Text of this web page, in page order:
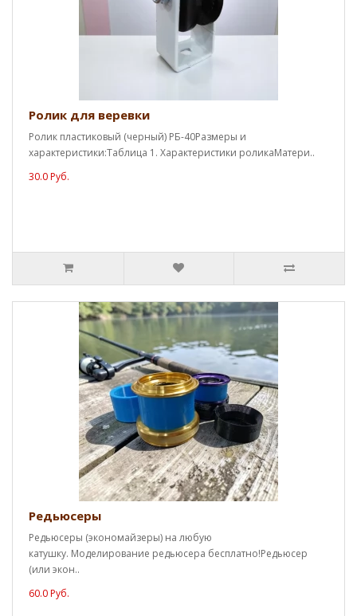
Ролик для веревки
Ролик пластиковый (черный) РБ-40Размеры и
характеристики:Таблица 1. Характеристики роликаМатери..
30.0 Руб.
Редьюсеры
Редьюсеры (экономайзеры) на любую
катушку. Моделирование редьюсера бесплатно!Редьюсер
(или экон..
60.0 Руб.